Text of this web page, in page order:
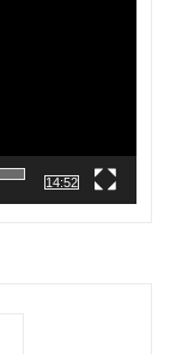
14:52